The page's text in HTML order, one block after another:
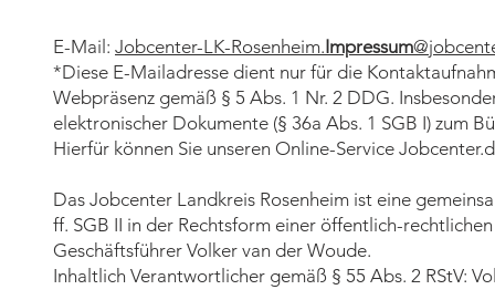
E-Mail: Jobcenter-LK-Rosenheim.Impressum
*Diese E-Mailadresse dient nur für die
Webpräsenz gemäß § 5 Abs. 1 Nr. 2 DDG.
elektronischer Dokumente (§ 36a Abs. 1 SGB I) zum
Hierfür können Sie unseren Online-Service
Das Jobcenter Landkreis Rosenheim ist eine
ff. SGB II in der Rechtsform einer öffentlich-
Geschäftsführer Volker van der Woude.
Inhaltlich Verantwortlicher gemäß § 55 Abs. 2 RStV: